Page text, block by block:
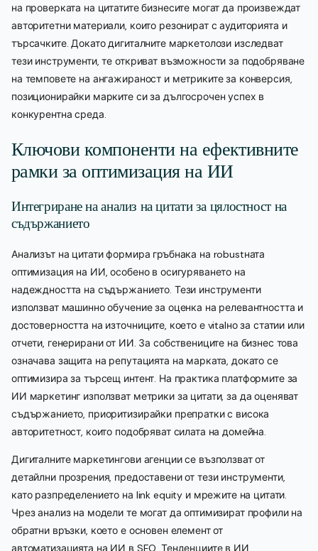
на проверката на цитатите бизнесите могат да произвеждат
авторитетни материали, които резонират с аудиторията и
търсачките. Докато дигиталните маркетолози изследват
тези инструменти, те откриват възможности за подобряване
на темповете на ангажираност и метриките за конверсия,
позиционирайки марките си за дългосрочен успех в
конкурентна среда.
Ключови компоненти на ефективните
рамки за оптимизация на ИИ
Интегриране на анализ на цитати за цялостност на
съдържанието
Анализът на цитати формира гръбнака на robustната
оптимизация на ИИ, особено в осигуряването на
надеждността на съдържанието. Тези инструменти
използват машинно обучение за оценка на релевантността и
достоверността на източниците, което е vitalно за статии или
отчети, генерирани от ИИ. За собствениците на бизнес това
означава защита на репутацията на марката, докато се
оптимизира за търсещ интент. На практика платформите за
ИИ маркетинг използват метрики за цитати, за да оценяват
съдържанието, приоритизирайки препратки с висока
авторитетност, които подобряват силата на домейна.
Дигиталните маркетингови агенции се възползват от
детайлни прозрения, предоставени от тези инструменти,
като разпределението на link equity и мрежите на цитати.
Чрез анализ на модели те могат да оптимизират профили на
обратни връзки, което е основен елемент от
автоматизацията на ИИ в SEO. Тенденциите в ИИ